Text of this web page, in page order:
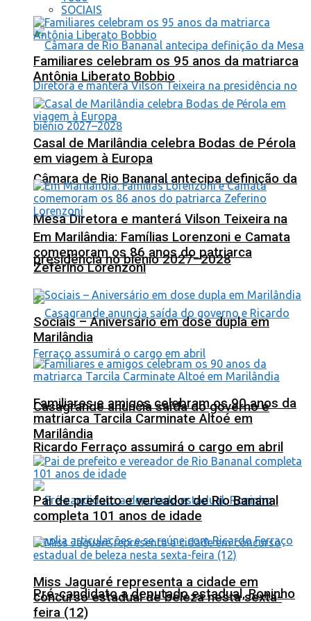
Câmara de Rio Bananal antecipa definição da
Mesa Diretora e manterá Vilson Teixeira na
presidência no biênio 2027–2028
Casagrande anuncia saída do governo e
Ricardo Ferraço assumirá o cargo em abril
Pré-candidato a deputado estadual, Roninho
SOCIAIS
Familiares celebram os 95 anos da matriarca
Antônia Liberato Bobbio
Casal de Marilândia celebra Bodas de Pérola
em viagem à Europa
Em Marilândia: Famílias Lorenzoni e Camata
comemoram os 86 anos do patriarca
Zeferino Lorenzoni
Sociais – Aniversário em dose dupla em
Marilândia
Familiares e amigos celebram os 90 anos da
matriarca Tarcila Carminate Altoé em
Marilândia
Pai de prefeito e vereador de Rio Bananal
completa 101 anos de idade
Miss Jaguaré representa a cidade em
concurso estadual de beleza nesta sexta-
feira (12)